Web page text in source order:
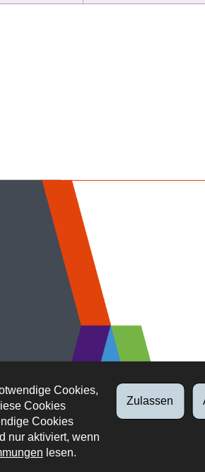
Cookies,
Cookies
Cookies
nur aktiviert, wenn
lesen.
Zulassen